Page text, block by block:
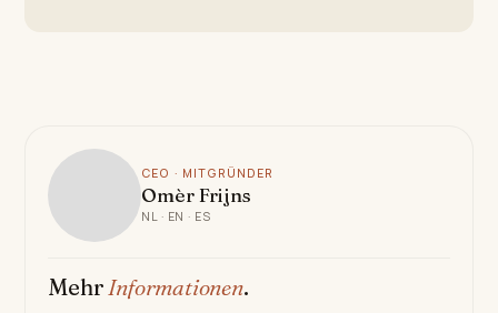
CEO · MITGRÜNDER
Omèr Frijns
NL · EN · ES
Mehr Informationen.